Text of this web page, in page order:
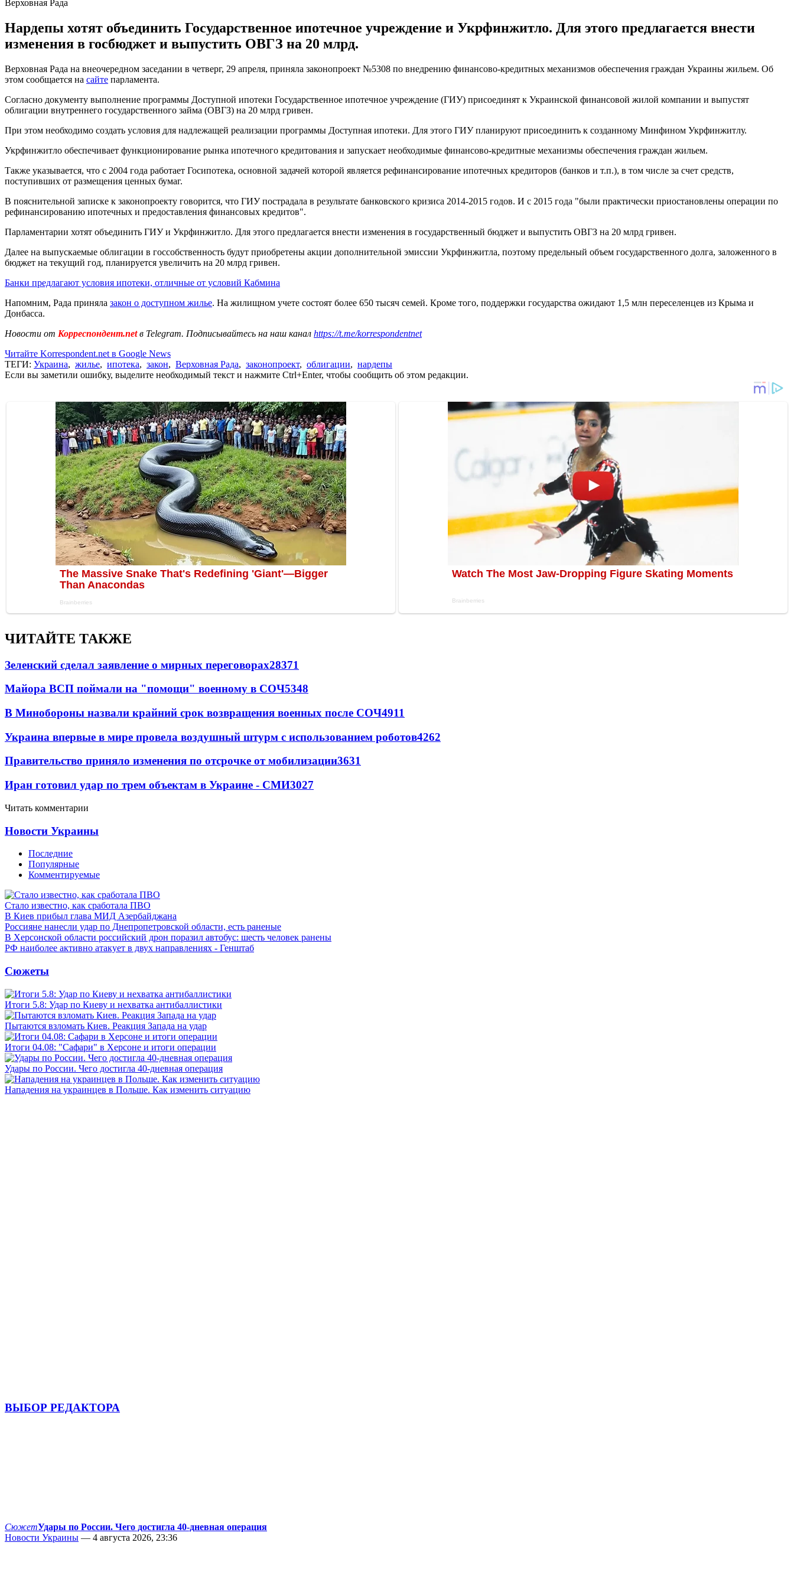
Верховная Рада
Нардепы хотят объединить Государственное ипотечное учреждение и Укрфинжитло. Для этого предлагается внести
изменения в госбюджет и выпустить ОВГЗ на 20 млрд.
Верховная Рада на внеочередном заседании в четверг, 29 апреля, приняла законопроект №5308 по внедрению финансово-кредитных механизмов обеспечения граждан Украины жильем. Об
этом сообщается на сайте парламента.
Согласно документу выполнение программы Доступной ипотеки Государственное ипотечное учреждение (ГИУ) присоединят к Украинской финансовой жилой компании и выпустят
облигации внутреннего государственного займа (ОВГЗ) на 20 млрд гривен.
При этом необходимо создать условия для надлежащей реализации программы Доступная ипотеки. Для этого ГИУ планируют присоединить к созданному Минфином Укрфинжитлу.
Укрфинжитло обеспечивает функционирование рынка ипотечного кредитования и запускает необходимые финансово-кредитные механизмы обеспечения граждан жильем.
Также указывается, что с 2004 года работает Госипотека, основной задачей которой является рефинансирование ипотечных кредиторов (банков и т.п.), в том числе за счет средств,
поступивших от размещения ценных бумаг.
В пояснительной записке к законопроекту говорится, что ГИУ пострадала в результате банковского кризиса 2014-2015 годов. И с 2015 года "были практически приостановлены операции по
рефинансированию ипотечных и предоставления финансовых кредитов".
Парламентарии хотят объединить ГИУ и Укрфинжитло. Для этого предлагается внести изменения в государственный бюджет и выпустить ОВГЗ на 20 млрд гривен.
Далее на выпускаемые облигации в госсобственность будут приобретены акции дополнительной эмиссии Укрфинжитла, поэтому предельный объем государственного долга, заложенного в
бюджет на текущий год, планируется увеличить на 20 млрд гривен.
Банки предлагают условия ипотеки, отличные от условий Кабмина
Напомним, Рада приняла закон о доступном жилье. На жилищном учете состоят более 650 тысяч семей. Кроме того, поддержки государства ожидают 1,5 млн переселенцев из Крыма и
Донбасса.
Новости от Корреспондент.netв Telegram. Подписывайтесь на наш канал https://t.me/korrespondentnet
Читайте Korrespondent.net в Google News
ТЕГИ: Украина, жилье, ипотека, закон, Верховная Рада, законопроект, облигации, нардепы
Если вы заметили ошибку, выделите необходимый текст и нажмите Ctrl+Enter, чтобы сообщить об этом редакции.
ЧИТАЙТЕ ТАКЖЕ
Зеленский сделал заявление о мирных переговорах28371
Майора ВСП поймали на "помощи" военному в СОЧ5348
В Минобороны назвали крайний срок возвращения военных после СОЧ4911
Украина впервые в мире провела воздушный штурм с использованием роботов4262
Правительство приняло изменения по отсрочке от мобилизации3631
Иран готовил удар по трем объектам в Украине - СМИ3027
Читать комментарии
Новости Украины
Последние
Популярные
Комментируемые
Стало известно, как сработала ПВО
В Киев прибыл глава МИД Азербайджана
Россияне нанесли удар по Днепропетровской области, есть раненые
В Херсонской области российский дрон поразил автобус: шесть человек ранены
РФ наиболее активно атакует в двух направлениях - Генштаб
Сюжеты
Итоги 5.8: Удар по Киеву и нехватка антибаллистики
Пытаются взломать Киев. Реакция Запада на удар
Итоги 04.08: "Сафари" в Херсоне и итоги операции
Удары по России. Чего достигла 40-дневная операция
Нападения на украинцев в Польше. Как изменить ситуацию
ВЫБОР РЕДАКТОРА
СюжетУдары по России. Чего достигла 40-дневная операция
Новости Украины — 4 августа 2026, 23:36